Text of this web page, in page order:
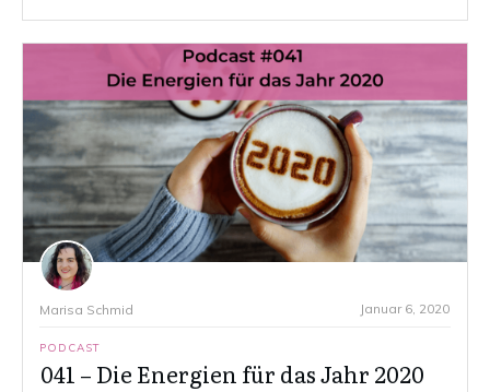
Marisa Schmid Januar 6, 2020
PODCAST
041 – Die Energien für das Jahr 2020